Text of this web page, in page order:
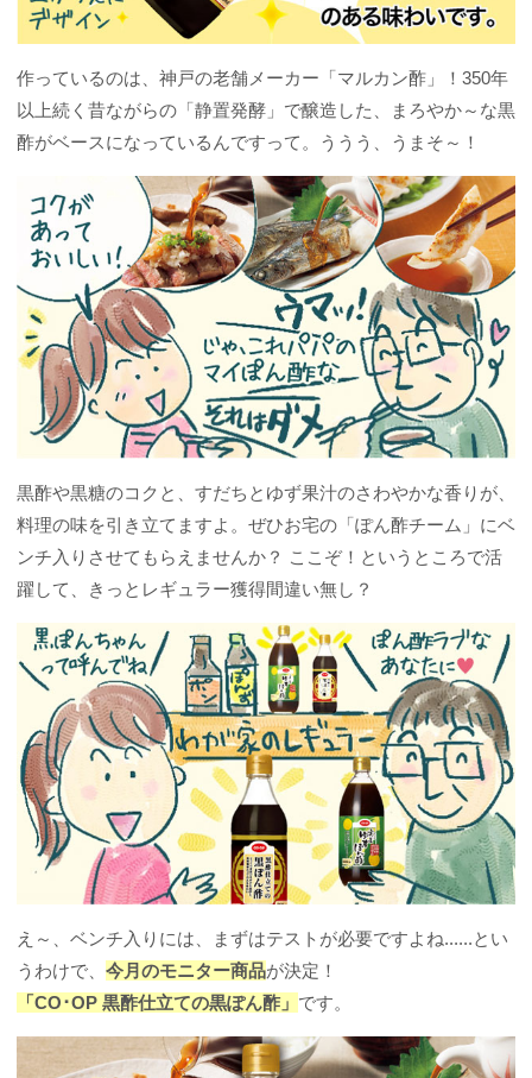
作っているのは、神戸の老舗メーカー「マルカン酢」！350年
以上続く昔ながらの「静置発酵」で醸造した、まろやか～な黒
酢がベースになっているんですって。ううう、うまそ～！
黒酢や黒糖のコクと、すだちとゆず果汁のさわやかな香りが、
料理の味を引き立てますよ。ぜひお宅の「ぽん酢チーム」にベ
ンチ入りさせてもらえませんか？ ここぞ！というところで活
躍して、きっとレギュラー獲得間違い無し？
え～、ベンチ入りには、まずはテストが必要ですよね......とい
うわけで、 今月のモニター商品が決定！
「CO･OP 黒酢仕立ての黒ぽん酢」 です。